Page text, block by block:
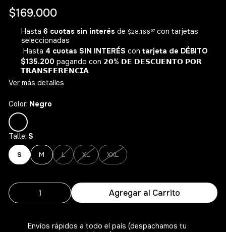
$169.000
Hasta6 cuotas sin interés de $28.166 67 con tarjetas
seleccionadas
Hasta 4 cuotas SIN INTERÉS con tarjeta de DÉBITO
$135.200 pagando con 𝟮𝟬% 𝗗𝗘 𝗗𝗘𝗦𝗖𝗨𝗘𝗡𝗧𝗢 𝗣𝗢𝗥
𝗧𝗥𝗔𝗡𝗦𝗙𝗘𝗥𝗘𝗡𝗖𝗜𝗔
Ver más detalles
Color: Negro
Talle: S
S M L XL XXL
Agregar al Carrito
Envíos rápidos a todo el país (despachamos tu